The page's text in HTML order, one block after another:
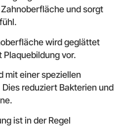
und sorgt
wird geglättet
Plaquebildung vor.
mit einer speziellen
reduziert Bakterien und
ist in der Regel